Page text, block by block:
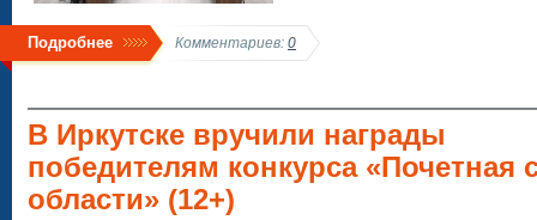
Подробнее Комментариев: 0
В Иркутске вручили награды
победителям конкурса «Почетная
области» (12+)